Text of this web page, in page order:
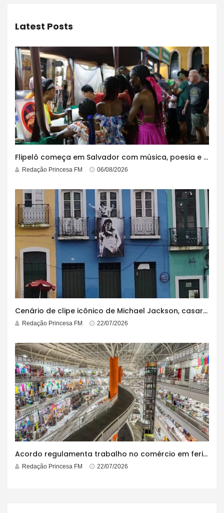
Latest Posts
Flipelô começa em Salvador com música, poesia e grande participação
Redação Princesa FM 06/08/2026
Cenário de clipe icônico de Michael Jackson, casarão azul no centro do Pelourinho enfrenta ordem de desocupação
Redação Princesa FM 22/07/2026
Acordo regulamenta trabalho no comércio em feriados
Redação Princesa FM 22/07/2026